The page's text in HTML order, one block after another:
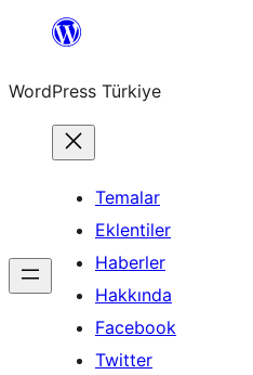
İçeriğe
WordPress Türkiye
Temalar
Eklentiler
Haberler
Hakkında
Facebook
Twitter